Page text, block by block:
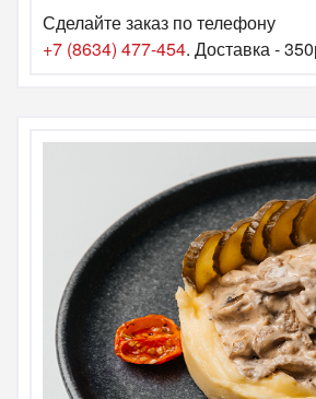
Сделайте заказ по телефону
+7 (8634) 477-454. Доставка -